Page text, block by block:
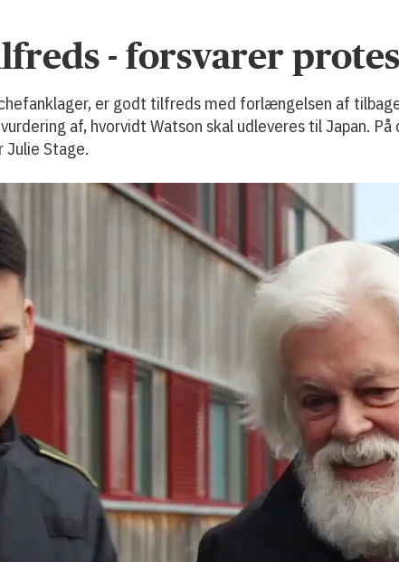
- forsvarer
er godt tilfreds med forlængelsen af
af, hvorvidt Watson skal udleveres til Japan. På
Julie Stage.